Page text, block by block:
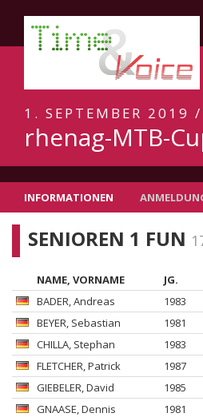
1. SEPTEMBER 2019 /
rhenag-MTB-
INFORMATIONEN
SENIOREN 1 FUN
NAME, VORNAME JG.
BADER, Andreas 1983
BEYER, Sebastian 1981
CHILLA, Stephan 1983
FLETCHER, Patrick 1987
GIEBELER, David 1985
GNAASE, Dennis 1981